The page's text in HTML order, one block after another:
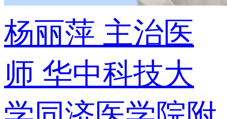
杨丽萍 主治医
师 华中科技大